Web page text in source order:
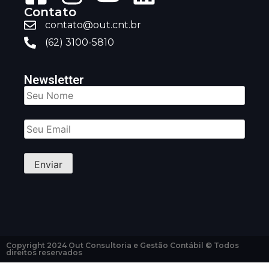
Contato
contato@out.cnt.br
(62) 3100-5810
Newsletter
Copyright 2024 Out Consultoria e Gestão Contábil © Todos
direitos reservados